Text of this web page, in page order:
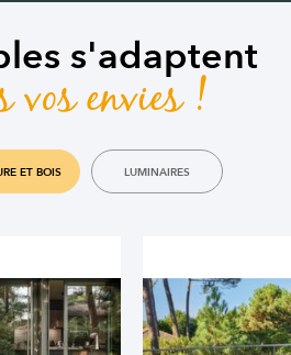
s'adaptent
vos envies !
ET BOIS LUMINAIRES